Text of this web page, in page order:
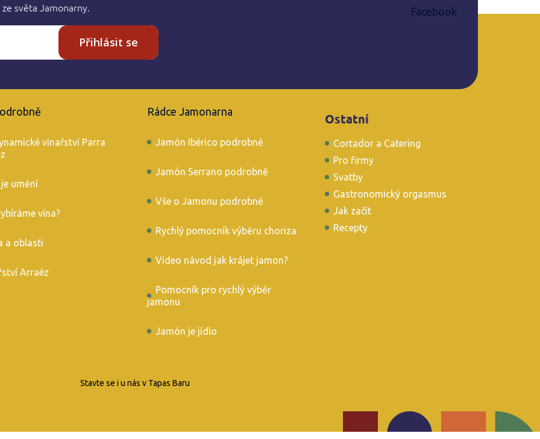
světa Jamonarny.
Přihlásit se
Facebook
vinařství Parra
umění
vína?
a oblasti
Arraéz
Rádce Jamonarna
Jamón Ibérico podrobně
Jamón Serrano podrobně
Vše o Jamonu podrobně
Rychlý pomocník výběru choriza
Video návod jak krájet jamon?
Pomocník pro rychlý výběr
jamonu
Jamón je jídlo
Ostatní
Cortador a Catering
Pro firmy
Svatby
Gastronomický orgasmus
Jak začít
Recepty
Stavte se i u nás v Tapas Baru